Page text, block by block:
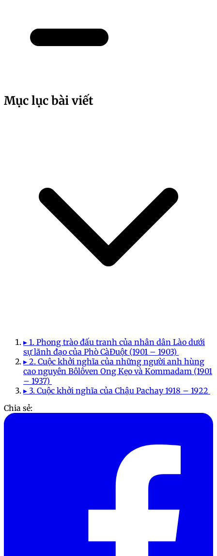
Mục lục bài viết
▸ 1. Phong trào đấu tranh của nhân dân Lào dưới
sự lãnh đạo của Phò CàĐuột (1901 – 1903)
▸ 2. Cuộc khởi nghĩa của những người anh hùng
cao nguyên Bôlôven Ong Kẹo và Kommadam (1901
– 1937)
▸ 3. Cuộc khởi nghĩa của Chậu Pachay 1918 – 1922
Chia sẻ: